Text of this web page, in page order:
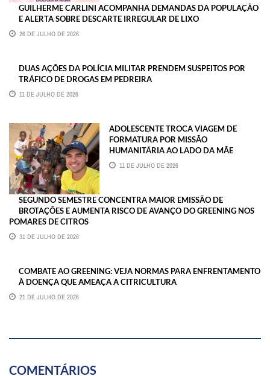
GUILHERME CARLINI ACOMPANHA DEMANDAS DA POPULAÇÃO
E ALERTA SOBRE DESCARTE IRREGULAR DE LIXO
26 DE JULHO DE 2026
DUAS AÇÕES DA POLÍCIA MILITAR PRENDEM SUSPEITOS POR
TRÁFICO DE DROGAS EM PEDREIRA
11 DE JULHO DE 2026
ADOLESCENTE TROCA VIAGEM DE
FORMATURA POR MISSÃO
HUMANITÁRIA AO LADO DA MÃE
11 DE JULHO DE 2026
SEGUNDO SEMESTRE CONCENTRA MAIOR EMISSÃO DE
BROTAÇÕES E AUMENTA RISCO DE AVANÇO DO GREENING NOS
POMARES DE CITROS
31 DE JULHO DE 2026
COMBATE AO GREENING: VEJA NORMAS PARA ENFRENTAMENTO
À DOENÇA QUE AMEAÇA A CITRICULTURA
21 DE JULHO DE 2026
COMENTÁRIOS